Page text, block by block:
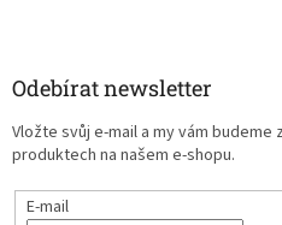
Odebírat newsletter
Vložte svůj e-mail a my vám
produktech na našem e-shopu.
E-mail